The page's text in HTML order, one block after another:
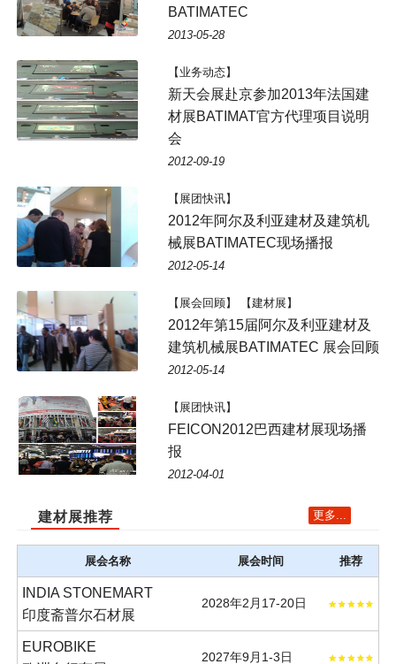
BATIMATEC
2013-05-28
【业务动态】
新天会展赴京参加2013年法国建
材展BATIMAT官方代理项目说明
会
2012-09-19
【展团快讯】
2012年阿尔及利亚建材及建筑机
械展BATIMATEC现场播报
2012-05-14
【展会回顾】 【建材展】
2012年第15届阿尔及利亚建材及
建筑机械展BATIMATEC 展会回顾
2012-05-14
【展团快讯】
FEICON2012巴西建材展现场播
报
2012-04-01
建材展推荐 更多...
展会名称 展会时间 推荐
INDIA STONEMART
印度斋普尔石材展
2028年2月17-20日
EUROBIKE
2027年9月1-3日